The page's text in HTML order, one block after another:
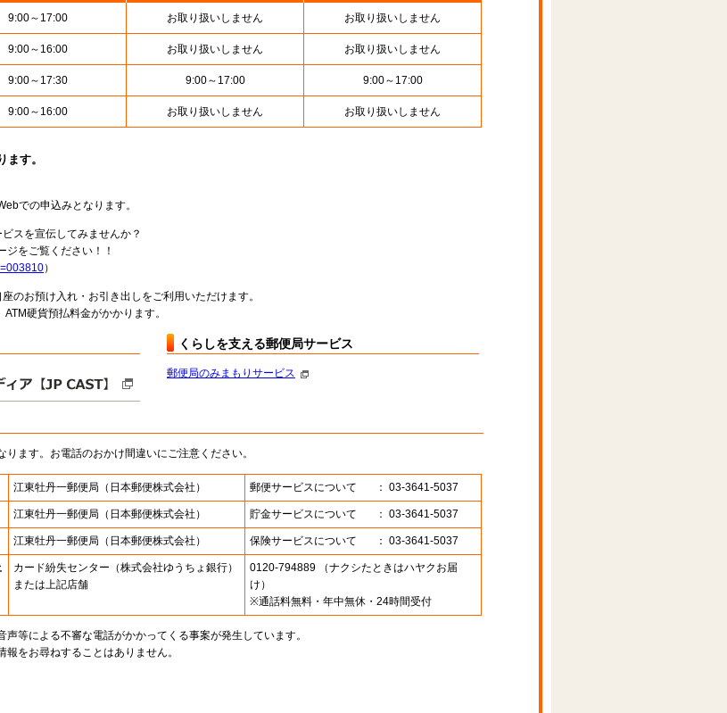
9:00～17:00 お取り扱いしません お取り扱いしません
9:00～16:00 お取り扱いしません お取り扱いしません
9:00～17:30 9:00～17:00 9:00～17:00
9:00～16:00 お取り扱いしません お取り扱いしません
す。
での申込みとなります。
スを宣伝してみませんか？
をご覧ください！！
）
のお預け入れ・お引き出しをご利用いただけます。
硬貨預払料金がかかります。
くらしを支える郵便局サービス
郵便局のみまもりサービス
ます。お電話のおかけ間違いにご注意ください。
江東牡丹一郵便局 （日本郵便株式会社） 郵便サービスについて ： 03-3641-5037
江東牡丹一郵便局 （日本郵便株式会社） 貯金サービスについて ： 03-3641-5037
江東牡丹一郵便局 （日本郵便株式会社） 保険サービスについて ： 03-3641-5037
カード紛失センター （株式会社ゆうちょ銀行）
または上記店舗
0120-794889 （ナクシたときはハヤクお届
け）
※通話料無料・年中無休・24時間受付
等による不審な電話がかかってくる事案が発生しています。
をお尋ねすることはありません。